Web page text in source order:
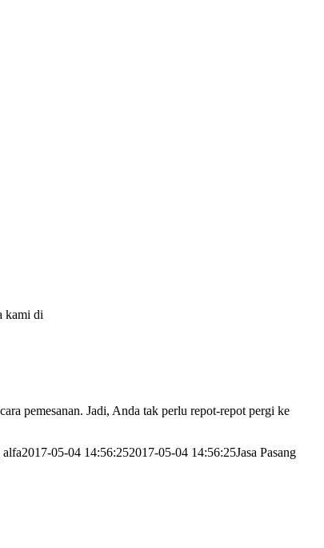
kami di
pemesanan. Jadi, Anda tak perlu repot-repot pergi ke
alfa2017-05-04 14:56:252017-05-04 14:56:25Jasa Pasang